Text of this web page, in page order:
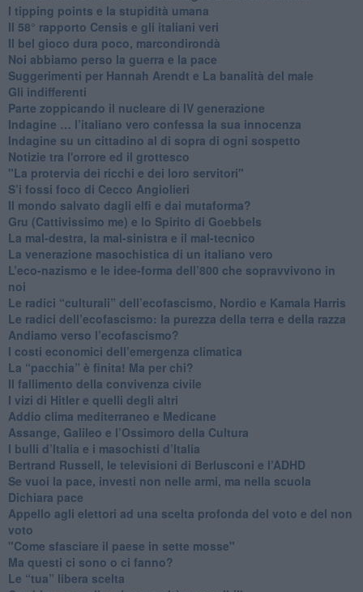
I tipping points e la stupidità umana
​Il 58° rapporto Censis e gli italiani veri
​Il bel gioco dura poco, marcondirondà
Noi abbiamo perso la guerra e la pace
Suggerimenti per Hannah Arendt e La banalità del male
​Gli indifferenti
Parte zoppicando il nucleare di IV generazione
​Indagine … l’italiano vero confessa la sua innocenza
Indagine su un cittadino al di sopra di ogni sospetto
Notizie tra l'orrore ed il grottesco
"La protervia dei ricchi e dei loro servitori"
S’i fossi foco di Cecco Angiolieri
​Il mondo salvato dagli elfi e dai mutaforma?
Gru (Cattivissimo me) e lo Spirito di Goebbels
​La mal-destra, la mal-sinistra e il mal-tecnico
​La venerazione masochistica di un italiano vero
​L’eco-nazismo e le idee-forma dell’800 che sopravvivono in
noi
​Le radici “culturali” dell’ecofascismo, Nordio e Kamala Harris
Le radici dell’ecofascismo: la purezza della terra e della razza
Andiamo verso l’ecofascismo?
I costi economici dell’emergenza climatica
​La “pacchia” è finita! Ma per chi?
​Il fallimento della convivenza civile
​I vizi di Hitler e quelli degli altri
Addio clima mediterraneo e Medicane
​Assange, Galileo e l’Ossimoro della Cultura
​I bulli d’Italia e i masochisti d’Italia
​Bertrand Russell, le televisioni di Berlusconi e l’ADHD
​Se vuoi la pace, investi non nelle armi, ma nella scuola
​Dichiara pace
​Appello agli elettori ad una scelta profonda del voto e del non
voto
"Come sfasciare il paese in sette mosse"
​Ma questi ci sono o ci fanno?
​Le “tua” libera scelta